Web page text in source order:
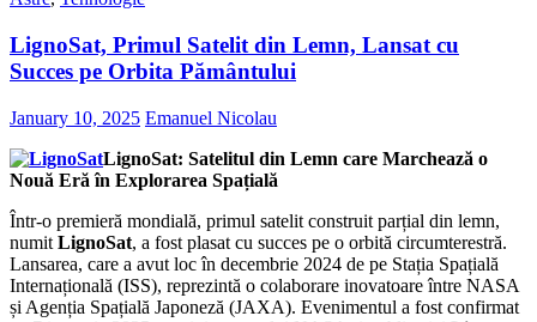
LignoSat, Primul Satelit din Lemn, Lansat cu
Succes pe Orbita Pământului
January 10, 2025 Emanuel Nicolau
LignoSat: Satelitul din Lemn care Marchează o
Nouă Eră în Explorarea Spațială
Într-o premieră mondială, primul satelit construit parțial din lemn,
numit LignoSat, a fost plasat cu succes pe o orbită circumterestră.
Lansarea, care a avut loc în decembrie 2024 de pe Stația Spațială
Internațională (ISS), reprezintă o colaborare inovatoare între NASA
și Agenția Spațială Japoneză (JAXA). Evenimentul a fost confirmat